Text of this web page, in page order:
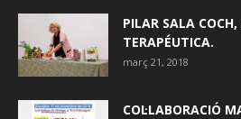
PILAR SALA
TERAPÉUTICA.
març 21, 2018
COL·LABORACIÓ